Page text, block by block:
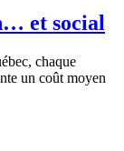
et social
chaque
un coût moyen